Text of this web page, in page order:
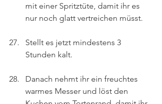
mit einer Spritztüte, damit ihr es
nur noch glatt vertreichen müsst.
Stellt es jetzt mindestens 3
Stunden kalt.
Danach nehmt ihr ein freuchtes
warmes Messer und löst den